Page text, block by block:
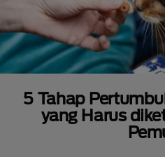
5 Tahap
yang Harus